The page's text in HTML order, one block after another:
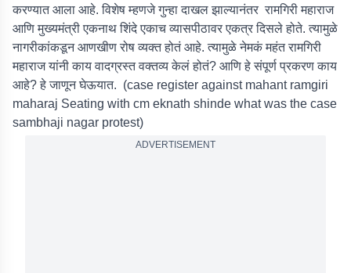
करण्यात आला आहे. विशेष म्हणजे गुन्हा दाखल झाल्यानंतर रामगिरी महाराज
आणि मुख्यमंत्री एकनाथ शिंदे एकाच व्यासपीठावर एकत्र दिसले होते. त्यामुळे
नागरीकांकडून आणखीण रोष व्यक्त होतं आहे. त्यामुळे नेमकं महंत रामगिरी
महाराज यांनी काय वादग्रस्त वक्तव्य केलं होतं? आणि हे संपूर्ण प्रकरण काय
आहे? हे जाणून घेऊयात. (case register against mahant ramgiri
maharaj Seating with cm eknath shinde what was the case
sambhaji nagar protest)
ADVERTISEMENT